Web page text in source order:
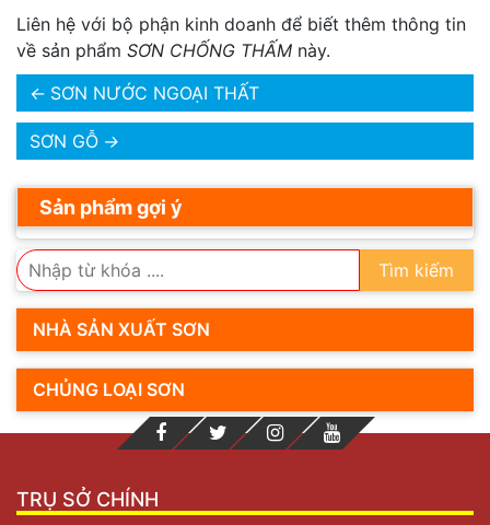
Liên hệ với bộ phận kinh doanh để biết thêm thông tin
về sản phẩm SƠN CHỐNG THẤM này.
← SƠN NƯỚC NGOẠI THẤT
SƠN GỖ →
Sản phẩm gợi ý
Tìm kiếm
NHÀ SẢN XUẤT SƠN
CHỦNG LOẠI SƠN
TRỤ SỞ CHÍNH